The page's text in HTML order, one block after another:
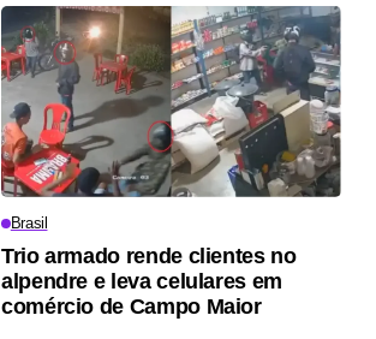
Brasil
Trio armado rende clientes no
alpendre e leva celulares em
comércio de Campo Maior